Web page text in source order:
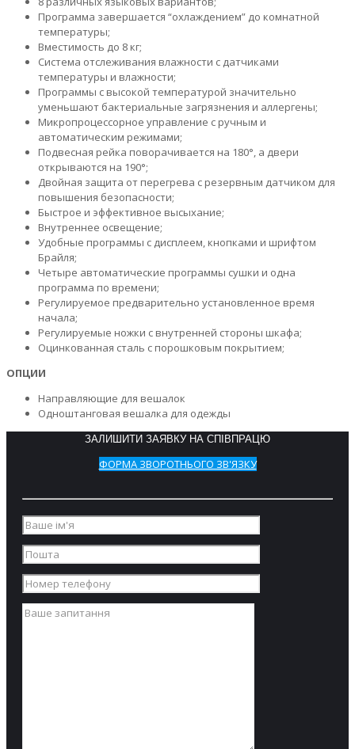
Программа завершается “охлаждением” до комнатной
температуры;
Вместимость до 8 кг;
Cистема отслеживания влажности с датчиками
температуры и влажности;
Программы с высокой температурой значительно
уменьшают бактериальные загрязнения и аллергены;
Микропроцессорное управление с ручным и
автоматическим режимами;
Подвесная рейка поворачивается на 180°, а двери
открываются на 190°;
Двойная защита от перегрева с резервным датчиком для
повышения безопасности;
Быстрое и эффективное высыхание;
Внутреннее освещение;
Удобные программы с дисплеем, кнопками и шрифтом
Брайля;
Четыре автоматические программы сушки и одна
программа по времени;
Регулируемое предварительно установленное время
начала;
Регулируемые ножки с внутренней стороны шкафа;
Оцинкованная сталь с порошковым покрытием;
ОПЦИИ
Направляющие для вешалок
Одноштанговая вешалка для одежды
ЗАЛИШИТИ ЗАЯВКУ НА СПІВПРАЦЮ
ФОРМА ЗВОРОТНЬОГО ЗВ'ЯЗКУ